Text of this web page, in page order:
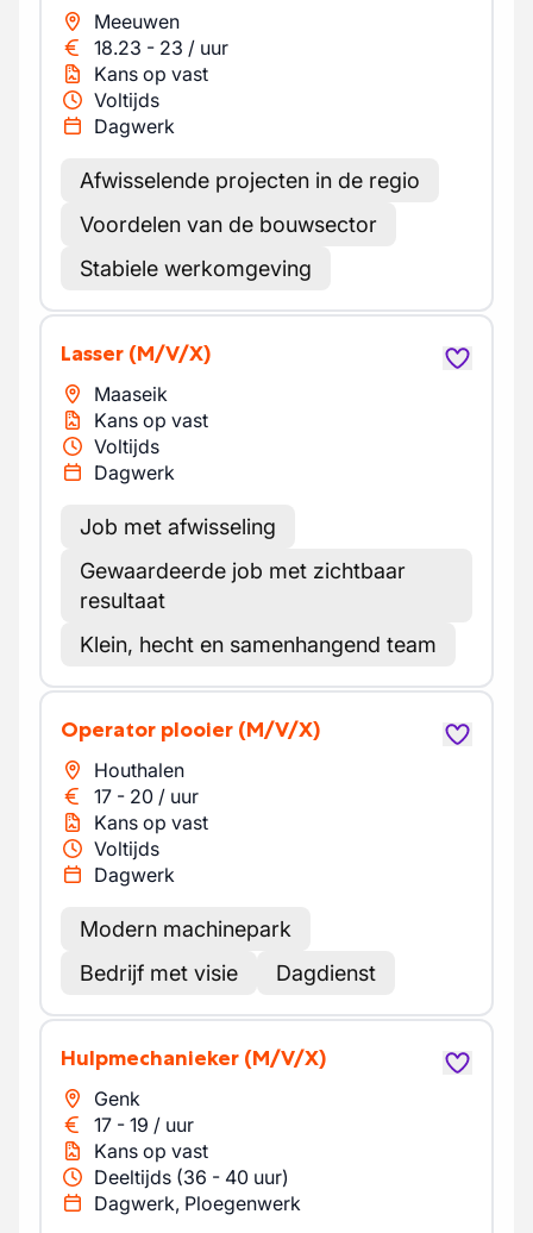
Meeuwen
18.23 - 23 / uur
Kans op vast
Voltijds
Dagwerk
Afwisselende projecten in de regio
Voordelen van de bouwsector
Stabiele werkomgeving
Lasser (M/V/X)
Maaseik
Kans op vast
Voltijds
Dagwerk
Job met afwisseling
Gewaardeerde job met zichtbaar
resultaat
Klein, hecht en samenhangend team
Operator plooier (M/V/X)
Houthalen
17 - 20 / uur
Kans op vast
Voltijds
Dagwerk
Modern machinepark
Bedrijf met visie
Dagdienst
Hulpmechanieker (M/V/X)
Genk
17 - 19 / uur
Kans op vast
Deeltijds (36 - 40 uur)
Dagwerk, Ploegenwerk